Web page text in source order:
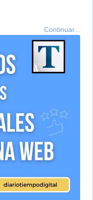
Continuar...